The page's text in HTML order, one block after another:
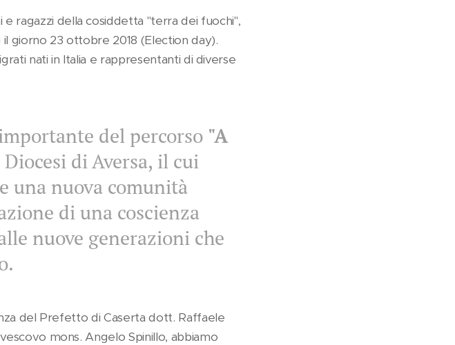
ragazzi della cosiddetta "terra dei fuochi",
giorno 23 ottobre 2018 (Election day).
nati in Italia e rappresentanti di diverse
del percorso "A
di Aversa, il cui
una nuova comunità
di una coscienza
nuove generazioni che
del Prefetto di Caserta dott. Raffaele
mons. Angelo Spinillo, abbiamo